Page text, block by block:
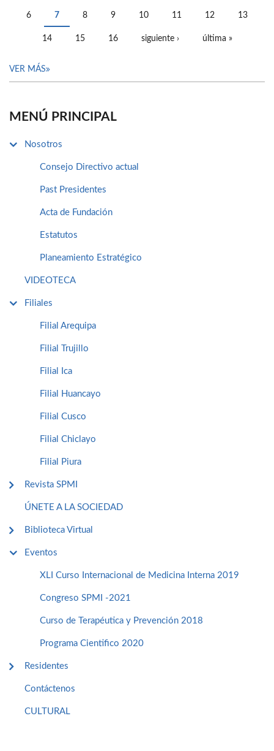
6 7 8 9 10 11 12 13
14 15 16 siguiente › última »
VER MÁS
MENÚ PRINCIPAL
Nosotros
Consejo Directivo actual
Past Presidentes
Acta de Fundación
Estatutos
Planeamiento Estratégico
VIDEOTECA
Filiales
Filial Arequipa
Filial Trujillo
Filial Ica
Filial Huancayo
Filial Cusco
Filial Chiclayo
Filial Piura
Revista SPMI
ÚNETE A LA SOCIEDAD
Biblioteca Virtual
Eventos
XLI Curso Internacional de Medicina Interna 2019
Congreso SPMI -2021
Curso de Terapéutica y Prevención 2018
Programa Cientifico 2020
Residentes
Contáctenos
CULTURAL